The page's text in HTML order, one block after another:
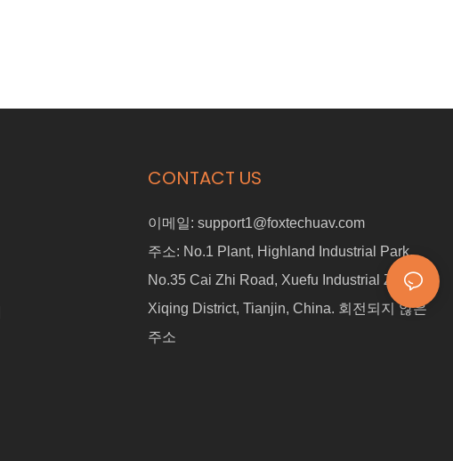
CONTACT US
이메일: support1@foxtechuav.com
주소: No.1 Plant, Highland Industrial Park,
No.35 Cai Zhi Road, Xuefu Industrial Zone,
Xiqing District, Tianjin, China. 회전되지 않은
주소